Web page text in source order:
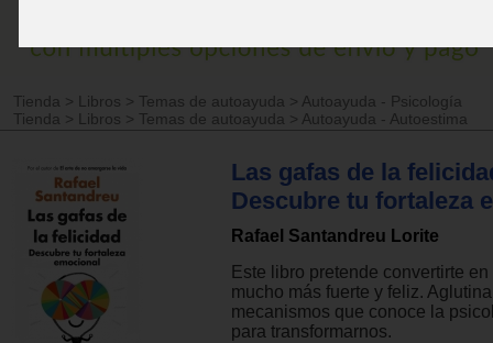
Tienda > Libros > Temas de autoayuda > Autoayuda - Psicología
Tienda
> Libros > Temas de autoayuda > Autoayuda - Autoestima
Las gafas de la
Descubre tu fortaleza
Rafael Santandreu Lorite
Este libro pretende convertirte
mucho más fuerte y feliz.
mecanismos que conoce la
para transformarnos.